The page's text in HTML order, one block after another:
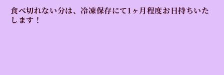
食べ切れない分は、冷凍保存にて1ヶ月程度お日持ちいた
します！